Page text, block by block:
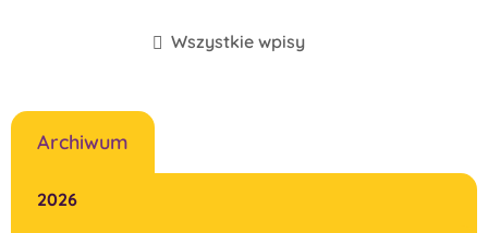
Wszystkie wpisy
Archiwum
2026